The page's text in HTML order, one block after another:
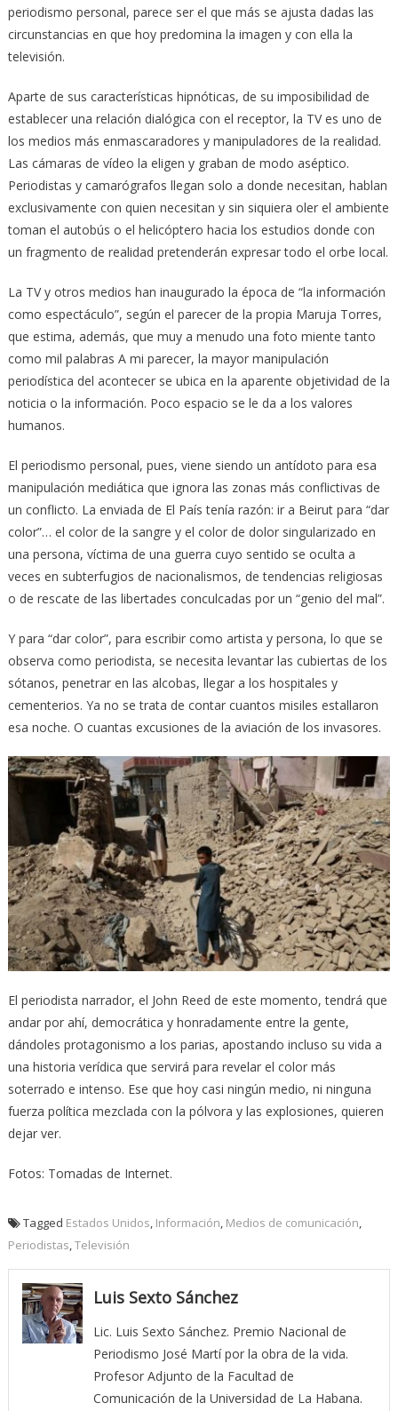
periodismo personal, parece ser el que más se ajusta dadas las
circunstancias en que hoy predomina la imagen y con ella la
televisión.
Aparte de sus características hipnóticas, de su imposibilidad de
establecer una relación dialógica con el receptor, la TV es uno de
los medios más enmascaradores y manipuladores de la realidad.
Las cámaras de vídeo la eligen y graban de modo aséptico.
Periodistas y camarógrafos llegan solo a donde necesitan, hablan
exclusivamente con quien necesitan y sin siquiera oler el ambiente
toman el autobús o el helicóptero hacia los estudios donde con
un fragmento de realidad pretenderán expresar todo el orbe local.
La TV y otros medios han inaugurado la época de “la información
como espectáculo”, según el parecer de la propia Maruja Torres,
que estima, además, que muy a menudo una foto miente tanto
como mil palabras A mi parecer, la mayor manipulación
periodística del acontecer se ubica en la aparente objetividad de la
noticia o la información. Poco espacio se le da a los valores
humanos.
El periodismo personal, pues, viene siendo un antídoto para esa
manipulación mediática que ignora las zonas más conflictivas de
un conflicto. La enviada de El País tenía razón: ir a Beirut para “dar
color”… el color de la sangre y el color de dolor singularizado en
una persona, víctima de una guerra cuyo sentido se oculta a
veces en subterfugios de nacionalismos, de tendencias religiosas
o de rescate de las libertades conculcadas por un “genio del mal”.
Y para “dar color”, para escribir como artista y persona, lo que se
observa como periodista, se necesita levantar las cubiertas de los
sótanos, penetrar en las alcobas, llegar a los hospitales y
cementerios. Ya no se trata de contar cuantos misiles estallaron
esa noche. O cuantas excusiones de la aviación de los invasores.
El periodista narrador, el John Reed de este momento, tendrá que
andar por ahí, democrática y honradamente entre la gente,
dándoles protagonismo a los parias, apostando incluso su vida a
una historia verídica que servirá para revelar el color más
soterrado e intenso. Ese que hoy casi ningún medio, ni ninguna
fuerza política mezclada con la pólvora y las explosiones, quieren
dejar ver.
Fotos: Tomadas de Internet.
Tagged Estados Unidos, Información, Medios de comunicación,
Periodistas,Televisión
Luis Sexto Sánchez
Lic. Luis Sexto Sánchez. Premio Nacional de
Periodismo José Martí por la obra de la vida.
Profesor Adjunto de la Facultad de
Comunicación de la Universidad de La Habana.